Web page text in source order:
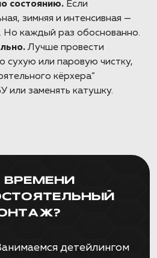
состоянию. Если
зимняя и интенсивная —
Но каждый раз обоснованно.
Лучше провести
сухую или паровую чистку,
кёрхера”
или заменять катушку.
ВРЕМЕНИ
детейлингом